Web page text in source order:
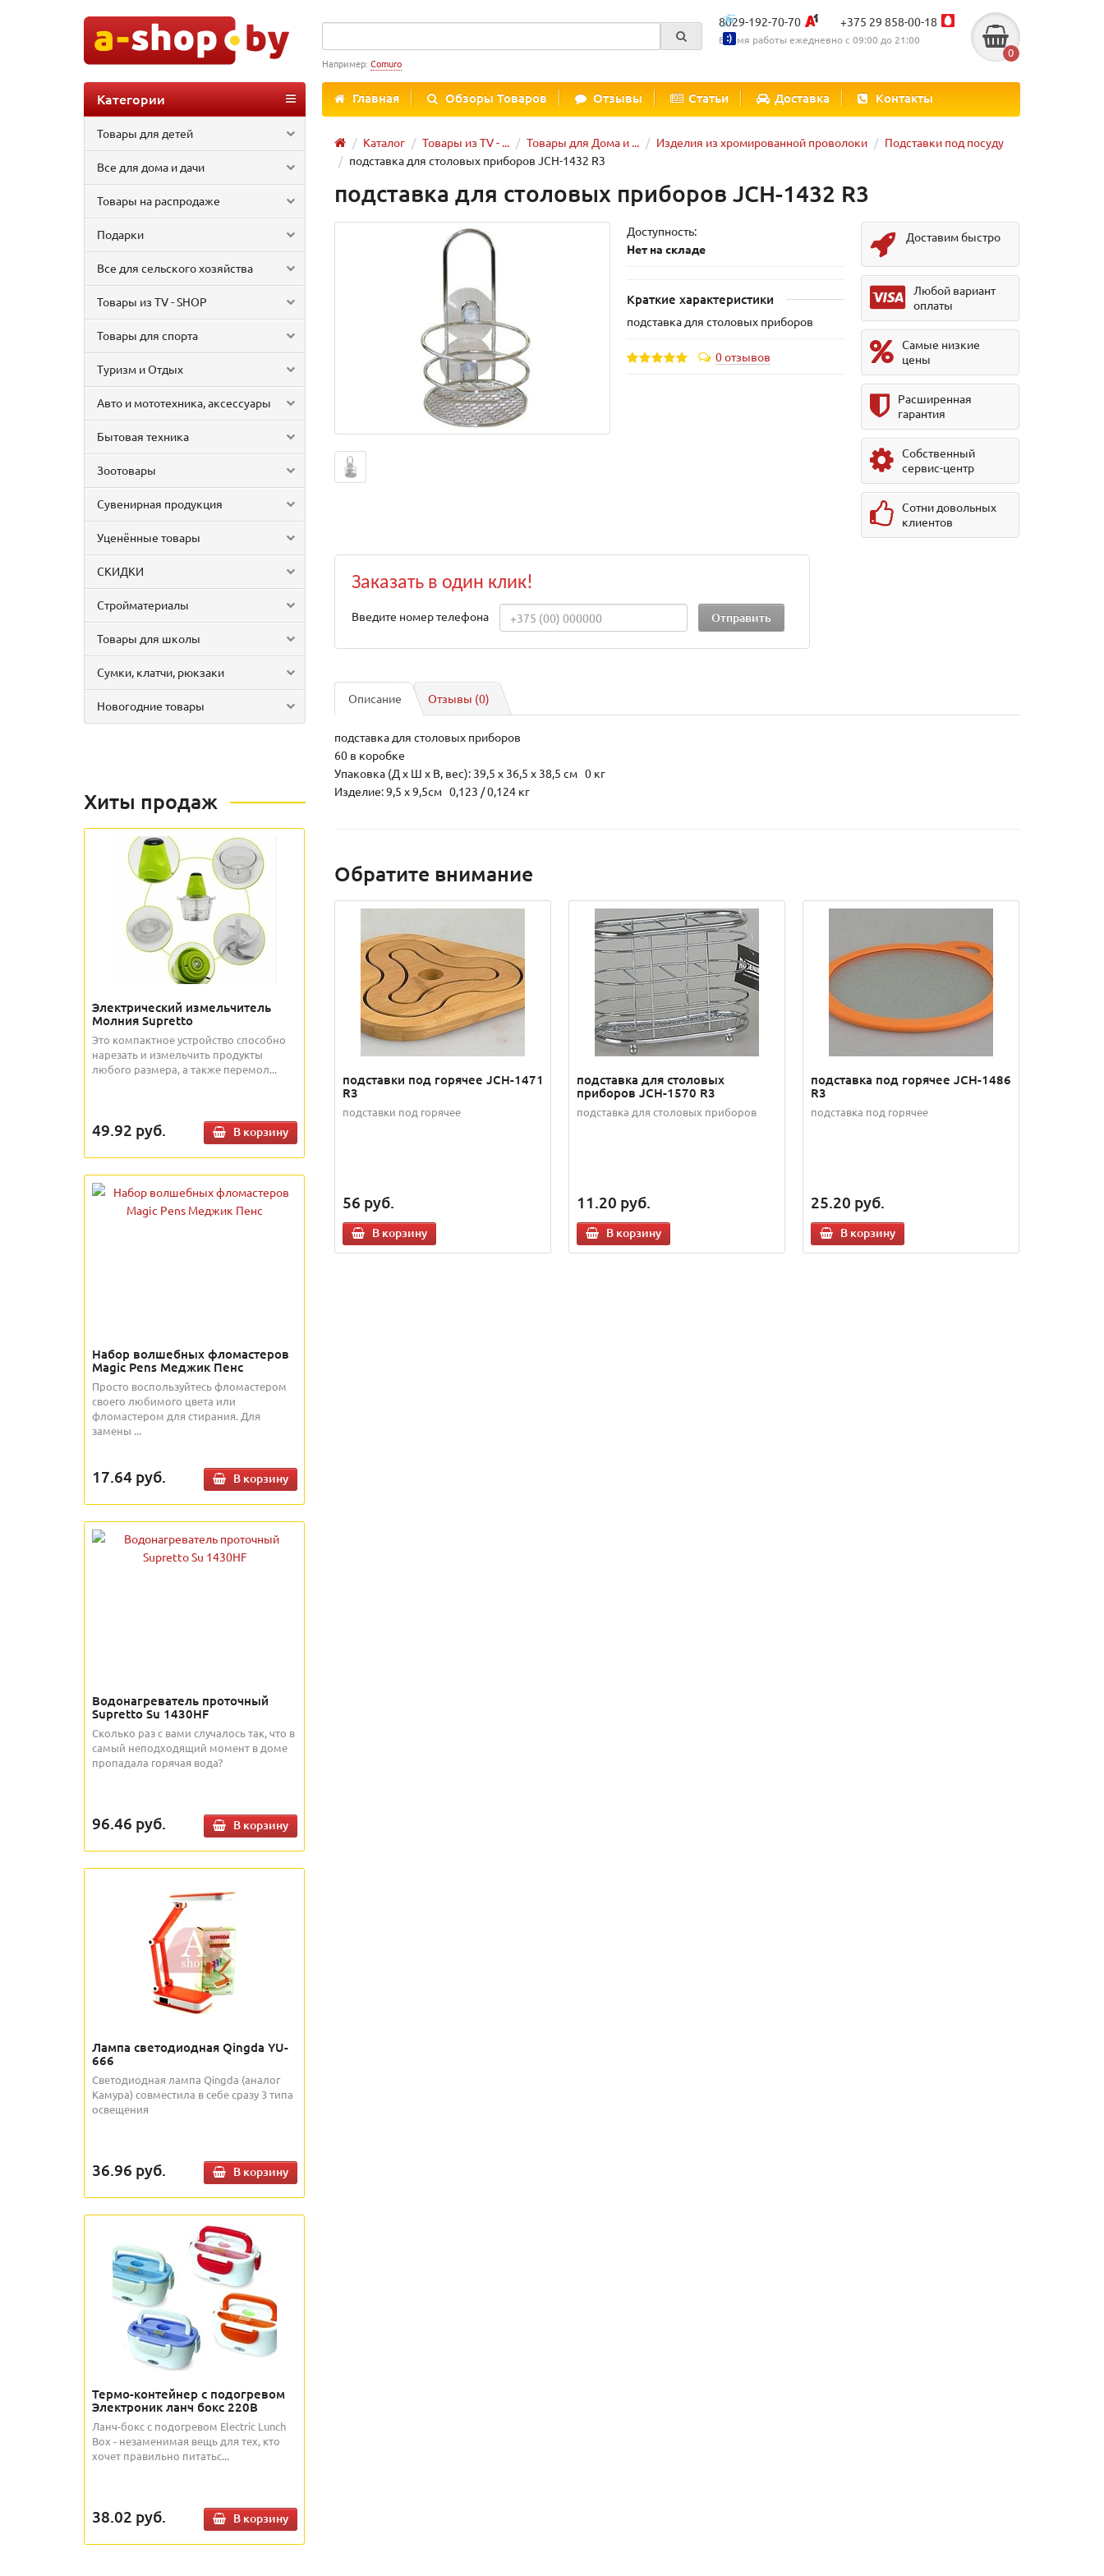
8029-192-70-70 +375 29 858-00-18
Время работы ежедневно с 09:00 до 21:00
0
Например: Comuro
Главная Обзоры Товаров Отзывы Статьи Доставка Контакты
Категории
Товары для детей
Все для дома и дачи
Товары на распродаже
Подарки
Все для сельского хозяйства
Товары из TV - SHOP
Товары для спорта
Туризм и Отдых
Авто и мототехника, аксессуары
Бытовая техника
Зоотовары
Сувенирная продукция
Уценённые товары
СКИДКИ
Стройматериалы
Товары для школы
Сумки, клатчи, рюкзаки
Новогодние товары
Каталог Товары из TV - ... Товары для Дома и ... Изделия из хромированной проволоки
Подставки под посуду
подставка для столовых приборов JCH-1432 R3
Хиты продаж
Электрический измельчитель
Молния Supretto
Это компактное устройство способно
нарезать и измельчить продукты
любого размера, а также перемол...
49.92 руб. В корзину
Набор волшебных фломастеров
Magic Pens Меджик Пенс
Просто воспользуйтесь фломастером
своего любимого цвета или
фломастером для стирания. Для
замены ...
17.64 руб. В корзину
Водонагреватель проточный
Supretto Su 1430HF
Сколько раз с вами случалось так, что в
самый неподходящий момент в доме
пропадала горячая вода?
96.46 руб. В корзину
Лампа светодиодная Qingda YU-
666
Светодиодная лампа Qingda (аналог
Камура) совместила в себе сразу 3 типа
освещения
36.96 руб. В корзину
Термо-контейнер с подогревом
Электроник ланч бокс 220В
Ланч-бокс с подогревом Electric Lunch
Box - незаменимая вещь для тех, кто
хочет правильно питатьс...
38.02 руб. В корзину
подставка для столовых приборов JCH-1432 R3
Доступность:
Нет на складе
Краткие характеристики
подставка для столовых приборов
0 отзывов
Доставим быстро
Любой вариант
оплаты
Самые низкие
цены
Расширенная
гарантия
Собственный
сервис-центр
Сотни довольных
клиентов
Заказать в один клик!
Введите номер телефона
Описание Отзывы (0)
подставка для столовых приборов
60 в коробке
Упаковка (Д х Ш х В, вес): 39,5 x 36,5 x 38,5 см 0 кг
Изделие: 9,5 x 9,5см 0,123 / 0,124 кг
Обратите внимание
подставки под горячее JCH-1471
R3
подставки под горячее
56 руб.
В корзину
подставка для столовых
приборов JCH-1570 R3
подставка для столовых приборов
11.20 руб.
В корзину
подставка под горячее JCH-1486
R3
подставка под горячее
25.20 руб.
В корзину